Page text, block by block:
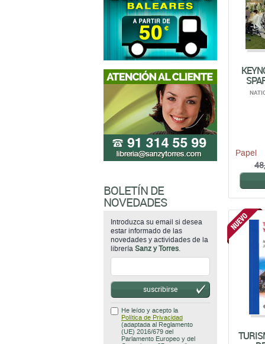
BOLETÍN DE
NOVEDADES
novedades y actividades de la
libreríaSanz y Torres
suscribirse
He leído y acepto la
(adaptada al Reglamento
(UE) 2016/679 del
Parlamento Europeo y del
Reglamento General de
Protección de Datos
(RGPD)).